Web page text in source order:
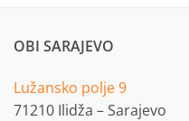
OBI SARAJEVO
Lužansko polje 9
71210 Ilidža – Sarajevo